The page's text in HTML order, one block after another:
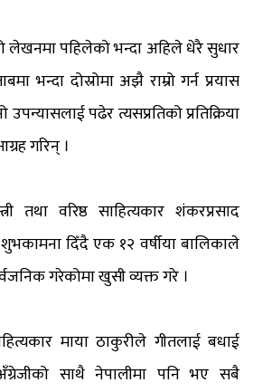
पहिलेको भन्दा अहिले धेरै सुधार
भन्दा दोस्रोमा अझै राम्रो गर्न प्रयास
पढेर त्यसप्रतिको प्रतिक्रिया
गरिन् ।
तथा वरिष्ठ साहित्यकार शंकरप्रसाद
दिँदै एक १२ वर्षीया बालिकाले
गरेकोमा खुसी व्यक्त गरे ।
माया ठाकुरीले गीतलाई बधाई
साथै नेपालीमा पनि भए सबै